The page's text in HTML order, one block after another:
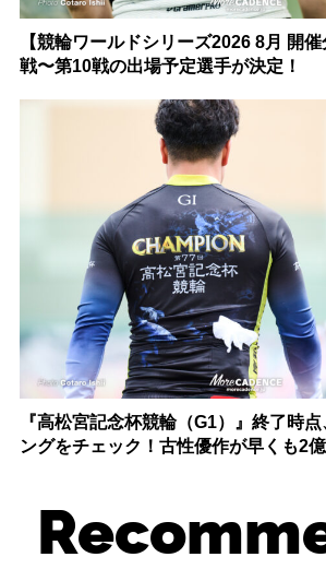
【競輪ワールドシリーズ2026 8月 開
戦〜第10戦の出場予定選手が決定！
『高松宮記念杯競輪（G1）』終了時
ングをチェック！古性優作が早くも2